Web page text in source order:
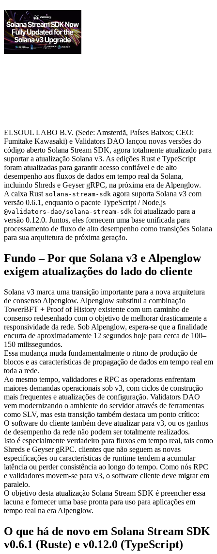
ELSOUL LABO B.V. (Sede: Amsterdã, Países Baixos; CEO:
Fumitake Kawasaki) e Validators DAO lançou novas versões do
código aberto Solana Stream SDK, agora totalmente atualizado para
suportar a atualização Solana v3. As edições Rust e TypeScript
foram atualizadas para garantir acesso confiável e de alto
desempenho aos fluxos de dados em tempo real da Solana,
incluindo Shreds e Geyser gRPC, na próxima era de Alpenglow.
A caixa Rust solana-stream-sdk agora suporta Solana v3 com
versão 0.6.1, enquanto o pacote TypeScript / Node.js
@validators-dao/solana-stream-sdk foi atualizado para a
versão 0.12.0. Juntos, eles fornecem uma base unificada para
processamento de fluxo de alto desempenho como transições Solana
para sua arquitetura de próxima geração.
Fundo – Por que Solana v3 e Alpenglow
exigem atualizações do lado do cliente
Solana v3 marca uma transição importante para a nova arquitetura
de consenso Alpenglow. Alpenglow substitui a combinação
TowerBFT + Proof of History existente com um caminho de
consenso redesenhado com o objetivo de melhorar drasticamente a
responsividade da rede. Sob Alpenglow, espera-se que a finalidade
encurta de aproximadamente 12 segundos hoje para cerca de 100–
150 milissegundos.
Essa mudança muda fundamentalmente o ritmo de produção de
blocos e as características de propagação de dados em tempo real em
toda a rede.
Ao mesmo tempo, validadores e RPC as operadoras enfrentam
maiores demandas operacionais sob v3, com ciclos de construção
mais frequentes e atualizações de configuração. Validators DAO
vem modernizando o ambiente do servidor através de ferramentas
como SLV, mas esta transição também destaca um ponto crítico:
O software do cliente também deve atualizar para v3, ou os ganhos
de desempenho da rede não podem ser totalmente realizados.
Isto é especialmente verdadeiro para fluxos em tempo real, tais como
Shreds e Geyser gRPC. clientes que não seguem as novas
especificações ou características de runtime tendem a acumular
latência ou perder consistência ao longo do tempo. Como nós RPC
e validadores movem-se para v3, o software cliente deve migrar em
paralelo.
O objetivo desta atualização Solana Stream SDK é preencher essa
lacuna e fornecer uma base pronta para uso para aplicações em
tempo real na era Alpenglow.
O que há de novo em Solana Stream SDK
v0.6.1 (Ruste) e v0.12.0 (TypeScript)